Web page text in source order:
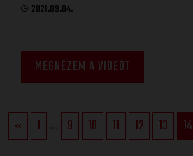
2021.09.04.
MEGNÉZEM A VIDEÓT
« 1 9 10 11 12 13 14